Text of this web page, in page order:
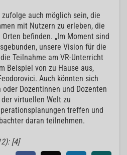
auch möglich sein, die
mit Nutzern zu erleben, die
befinden. „Im Moment sind
unsere Vision für die
Teilnahme am VR-Unterricht
Beispiel von zu Hause aus,
Auch könnten sich
Dozentinnen und Dozenten
virtuellen Welt zu
treffen und
daran teilnehmen.
[4]